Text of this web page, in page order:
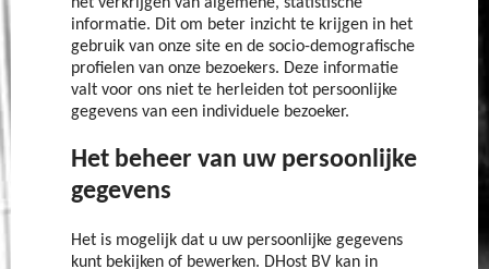
informatie. Dit om beter inzicht te krijgen in het
gebruik van onze site en de socio-demografische
profielen van onze bezoekers. Deze informatie
valt voor ons niet te herleiden tot persoonlijke
gegevens van een individuele bezoeker.
Het beheer van uw persoonlijke
gegevens
Het is mogelijk dat u uw persoonlijke gegevens
kunt bekijken of bewerken. DHost BV kan in